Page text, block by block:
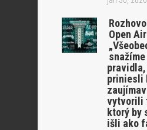
Open
priniesli
vytvorili
ktorý by
išli ako